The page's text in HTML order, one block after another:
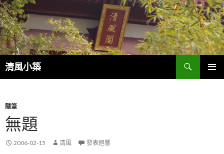
清風小築
搜
尋
容
隨筆
無題
2006-02-15 清風 發表迴響